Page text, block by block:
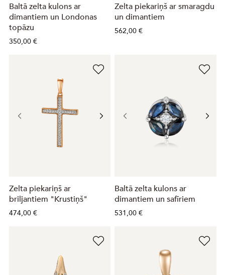
Baltā zelta kulons ar
dimantiem un Londonas
topāzu
350,00 €
Zelta piekariņš ar smaragdu
un dimantiem
562,00 €
Zelta piekariņš ar
briljantiem "Krustiņš"
474,00 €
Baltā zelta kulons ar
dimantiem un safīriem
531,00 €